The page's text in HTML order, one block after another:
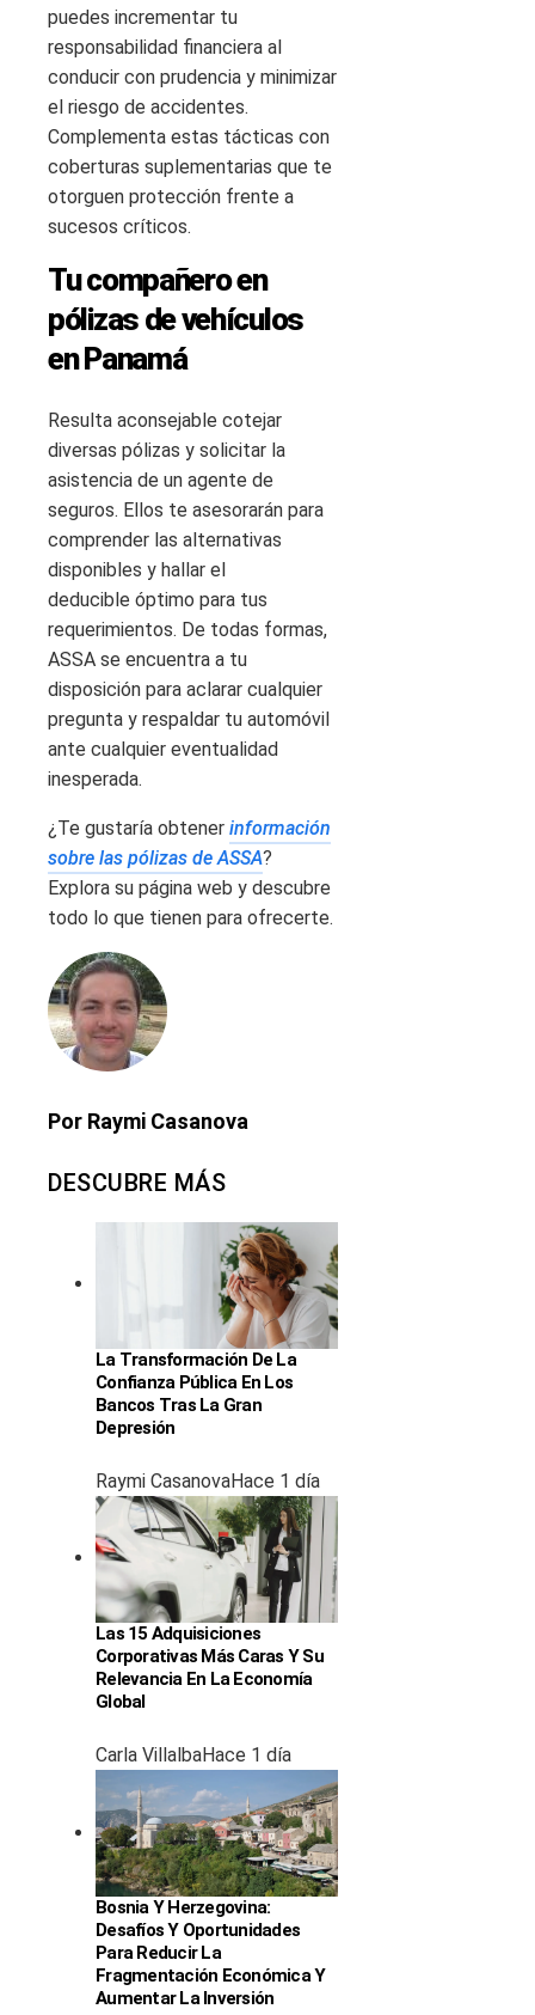
puedes incrementar tu
responsabilidad financiera al
conducir con prudencia y minimizar
el riesgo de accidentes.
Complementa estas tácticas con
coberturas suplementarias que te
otorguen protección frente a
sucesos críticos.
Tu compañero en
pólizas de vehículos
en Panamá
Resulta aconsejable cotejar
diversas pólizas y solicitar la
asistencia de un agente de
seguros. Ellos te asesorarán para
comprender las alternativas
disponibles y hallar el
deducible óptimo para tus
requerimientos. De todas formas,
ASSA se encuentra a tu
disposición para aclarar cualquier
pregunta y respaldar tu automóvil
ante cualquier eventualidad
inesperada.
¿Te gustaría obtener información
sobre las pólizas de ASSA?
Explora su página web y descubre
todo lo que tienen para ofrecerte.
Por Raymi Casanova
DESCUBRE MÁS
La Transformación De La
Confianza Pública En Los
Bancos Tras La Gran
Depresión
Raymi CasanovaHace 1 día
Las 15 Adquisiciones
Corporativas Más Caras Y Su
Relevancia En La Economía
Global
Carla VillalbaHace 1 día
Bosnia Y Herzegovina:
Desafíos Y Oportunidades
Para Reducir La
Fragmentación Económica Y
Aumentar La Inversión